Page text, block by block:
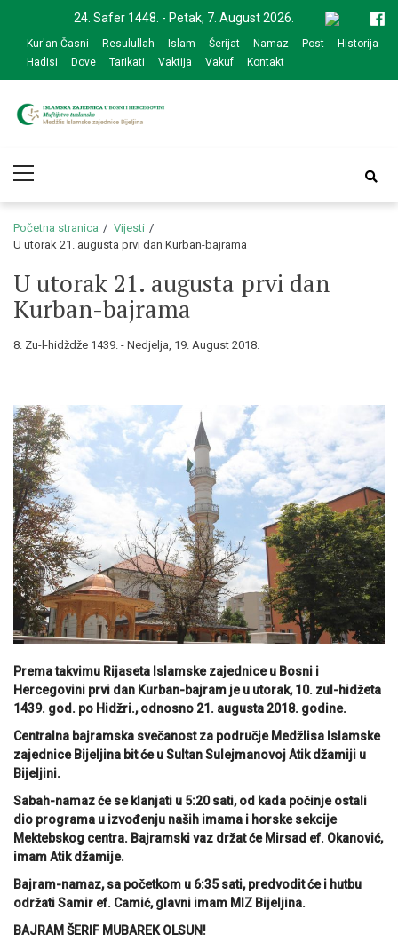
navigation
content
24. Safer 1448. - Petak, 7. August 2026.
Kur'an Časni Resulullah Islam Šerijat Namaz Post
Historija
Hadisi
Dove Tarikati Vaktija Vakuf Kontakt
zajednice Bijeljina
Menu
Početna stranica
Vijesti
U utorak 21. augusta prvi dan Kurban-bajrama
U utorak 21. augusta prvi dan
Kurban-bajrama
8. Zu-l-hidždže 1439. - Nedjelja, 19. August 2018.
Prema takvimu Rijaseta Islamske zajednice u Bosni i
Hercegovini prvi dan Kurban-bajram je u utorak, 10. zul-hidžeta
1439. god. po Hidžri., odnosno 21. augusta 2018. godine.
Centralna bajramska svečanost za područje Medžlisa Islamske
zajednice Bijeljina bit će u Sultan Sulejmanovoj Atik džamiji u
Bijeljini.
Sabah-namaz će se klanjati u 5:20 sati, od kada počinje ostali
dio programa u izvođenju naših imama i horske sekcije
Mektebskog centra. Bajramski vaz držat će Mirsad ef. Okanović,
imam Atik džamije.
Bajram-namaz, sa početkom u 6:35 sati, predvodit će i hutbu
održati Samir ef. Camić, glavni imam MIZ Bijeljina.
BAJRAM ŠERIF MUBAREK OLSUN!